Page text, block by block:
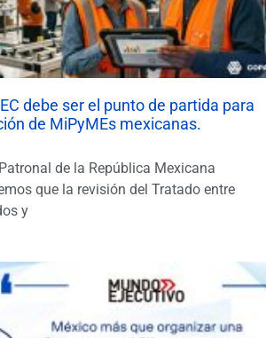
debe ser el punto de partida para
de MiPyMEs mexicanas.
de la República Mexicana
que la revisión del Tratado entre
y